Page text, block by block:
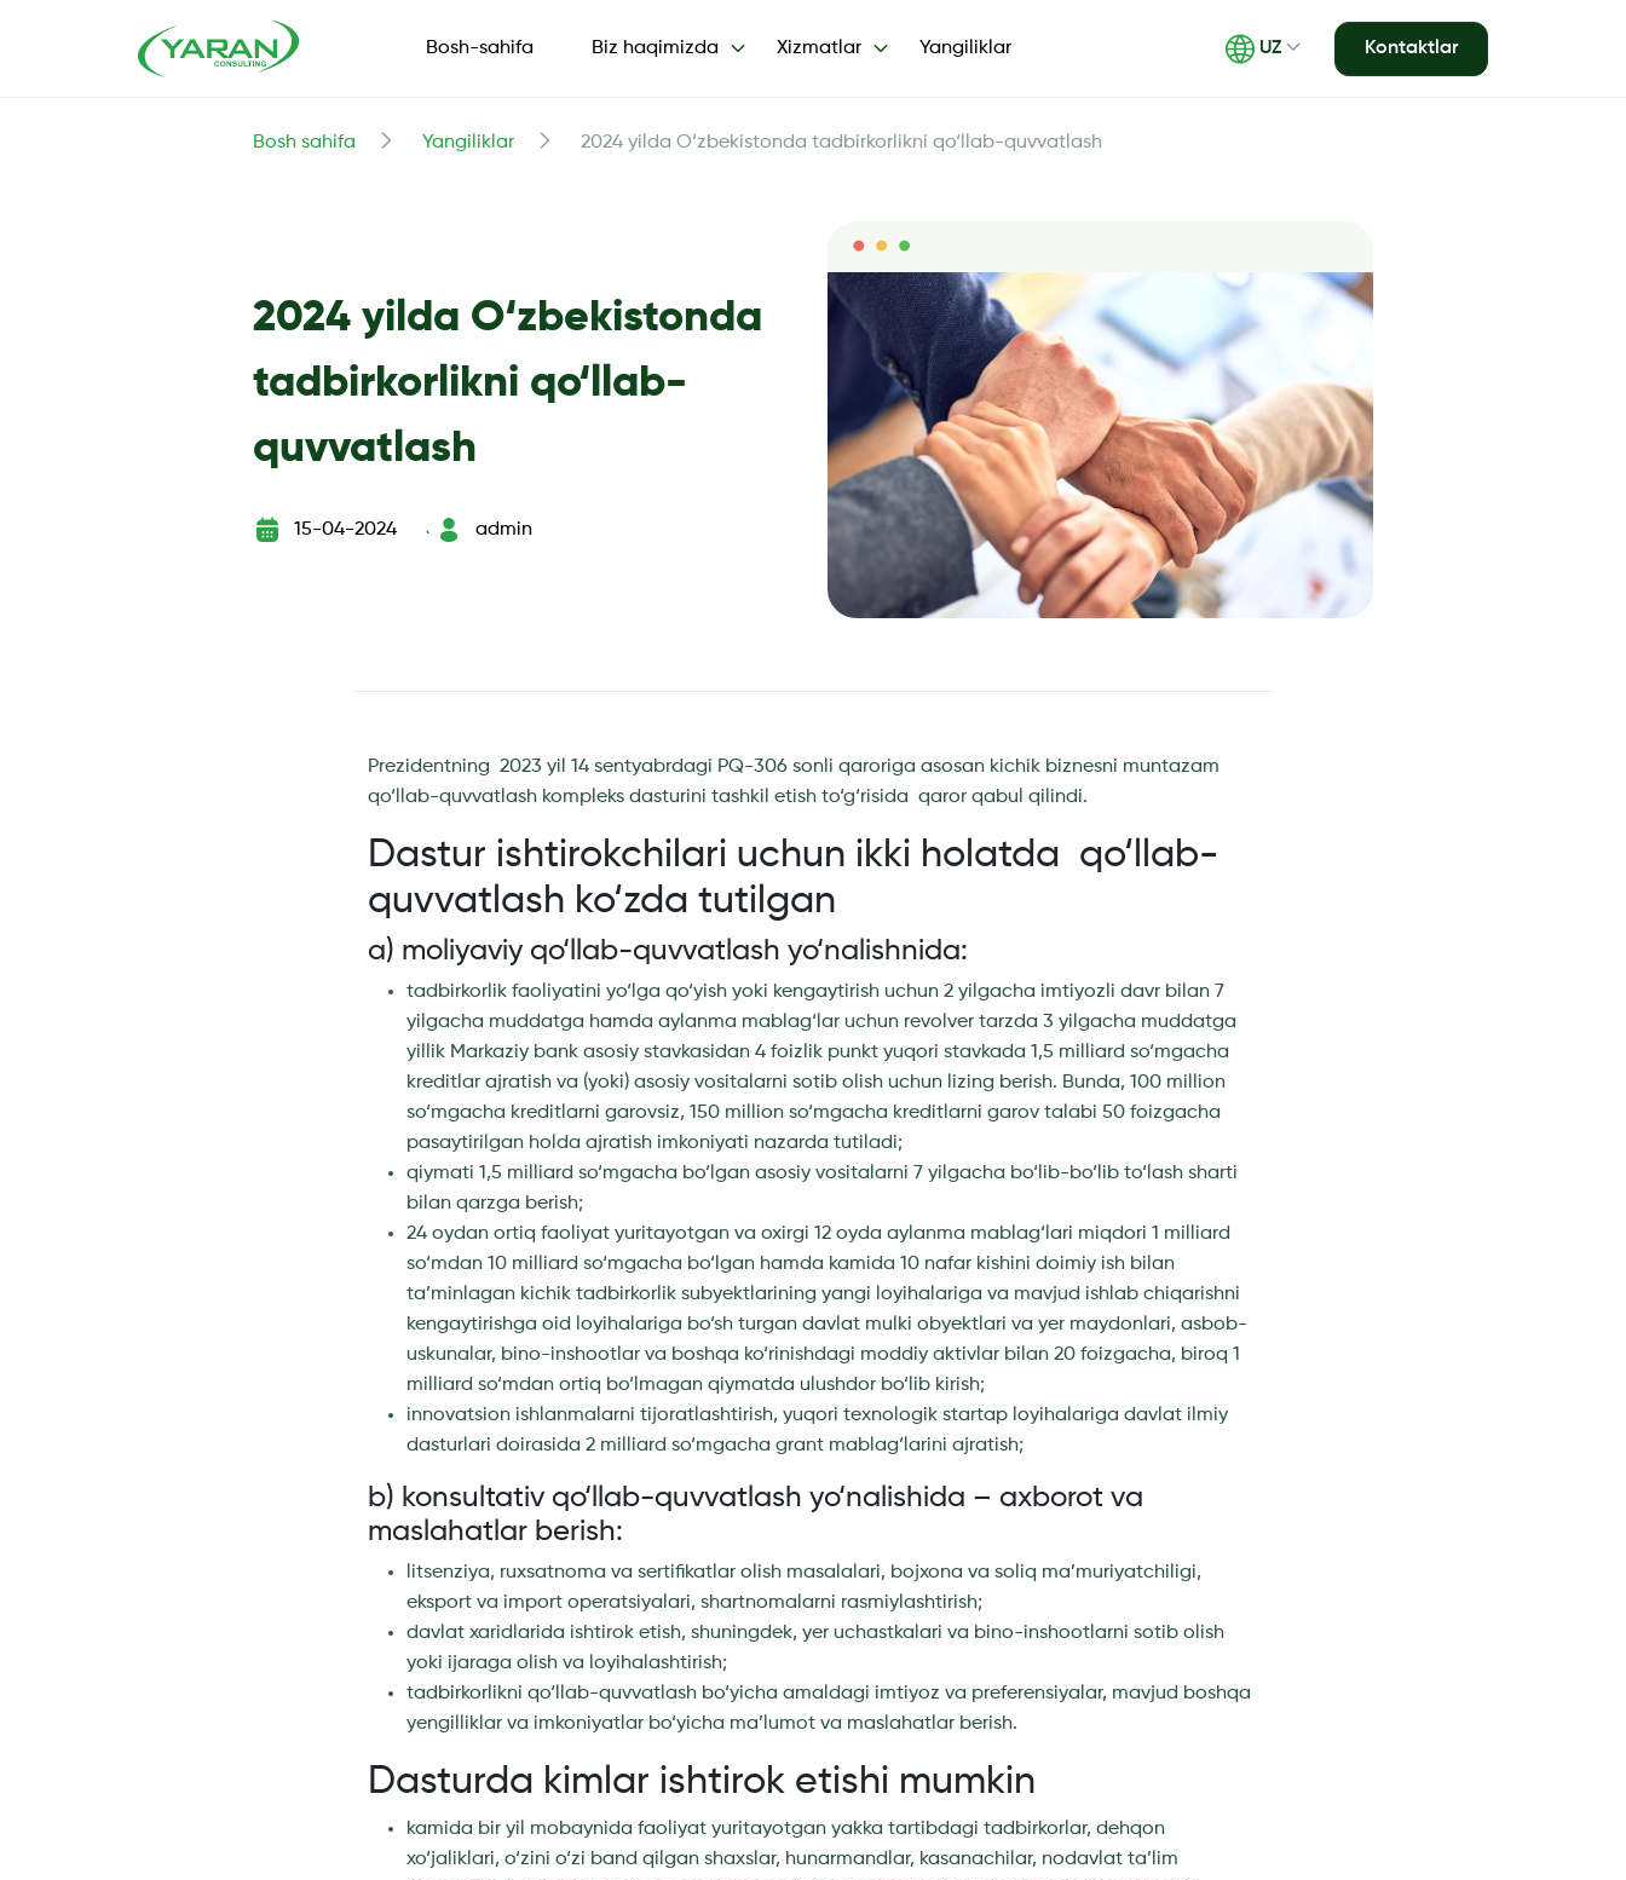
Bosh-sahifa Biz haqimizda Xizmatlar Yangiliklar UZ Kontaktlar
Bosh sahifa Yangiliklar 2024 yilda O‘zbekistonda tadbirkorlikni qo‘llab-quvvatlash
2024 yilda O‘zbekistonda
tadbirkorlikni qo‘llab-
quvvatlash
15-04-2024
`
admin
Prezidentning 2023 yil 14 sentyabrdagi PQ-306 sonli qaroriga asosan kichik biznesni muntazam
qo‘llab-quvvatlash kompleks dasturini tashkil etish to‘g‘risida qaror qabul qilindi.
Dastur ishtirokchilari uchun ikki holatda qo‘llab-
quvvatlash ko‘zda tutilgan
a) moliyaviy qo‘llab-quvvatlash yo‘nalishnida:
tadbirkorlik faoliyatini yo‘lga qo‘yish yoki kengaytirish uchun 2 yilgacha imtiyozli davr bilan 7
yilgacha muddatga hamda aylanma mablag‘lar uchun revolver tarzda 3 yilgacha muddatga
yillik Markaziy bank asosiy stavkasidan 4 foizlik punkt yuqori stavkada 1,5 milliard so‘mgacha
kreditlar ajratish va (yoki) asosiy vositalarni sotib olish uchun lizing berish. Bunda, 100 million
so‘mgacha kreditlarni garovsiz, 150 million so‘mgacha kreditlarni garov talabi 50 foizgacha
pasaytirilgan holda ajratish imkoniyati nazarda tutiladi;
qiymati 1,5 milliard so‘mgacha bo‘lgan asosiy vositalarni 7 yilgacha bo‘lib-bo‘lib to‘lash sharti
bilan qarzga berish;
24 oydan ortiq faoliyat yuritayotgan va oxirgi 12 oyda aylanma mablag‘lari miqdori 1 milliard
so‘mdan 10 milliard so‘mgacha bo‘lgan hamda kamida 10 nafar kishini doimiy ish bilan
ta’minlagan kichik tadbirkorlik subyektlarining yangi loyihalariga va mavjud ishlab chiqarishni
kengaytirishga oid loyihalariga bo‘sh turgan davlat mulki obyektlari va yer maydonlari, asbob-
uskunalar, bino-inshootlar va boshqa ko‘rinishdagi moddiy aktivlar bilan 20 foizgacha, biroq 1
milliard so‘mdan ortiq bo‘lmagan qiymatda ulushdor bo‘lib kirish;
innovatsion ishlanmalarni tijoratlashtirish, yuqori texnologik startap loyihalariga davlat ilmiy
dasturlari doirasida 2 milliard so‘mgacha grant mablag‘larini ajratish;
b) konsultativ qo‘llab-quvvatlash yo‘nalishida – axborot va
maslahatlar berish:
litsenziya, ruxsatnoma va sertifikatlar olish masalalari, bojxona va soliq ma’muriyatchiligi,
eksport va import operatsiyalari, shartnomalarni rasmiylashtirish;
davlat xaridlarida ishtirok etish, shuningdek, yer uchastkalari va bino-inshootlarni sotib olish
yoki ijaraga olish va loyihalashtirish;
tadbirkorlikni qo‘llab-quvvatlash bo‘yicha amaldagi imtiyoz va preferensiyalar, mavjud boshqa
yengilliklar va imkoniyatlar bo‘yicha ma’lumot va maslahatlar berish.
Dasturda kimlar ishtirok etishi mumkin
kamida bir yil mobaynida faoliyat yuritayotgan yakka tartibdagi tadbirkorlar, dehqon
xo‘jaliklari, o‘zini o‘zi band qilgan shaxslar, hunarmandlar, kasanachilar, nodavlat ta’lim